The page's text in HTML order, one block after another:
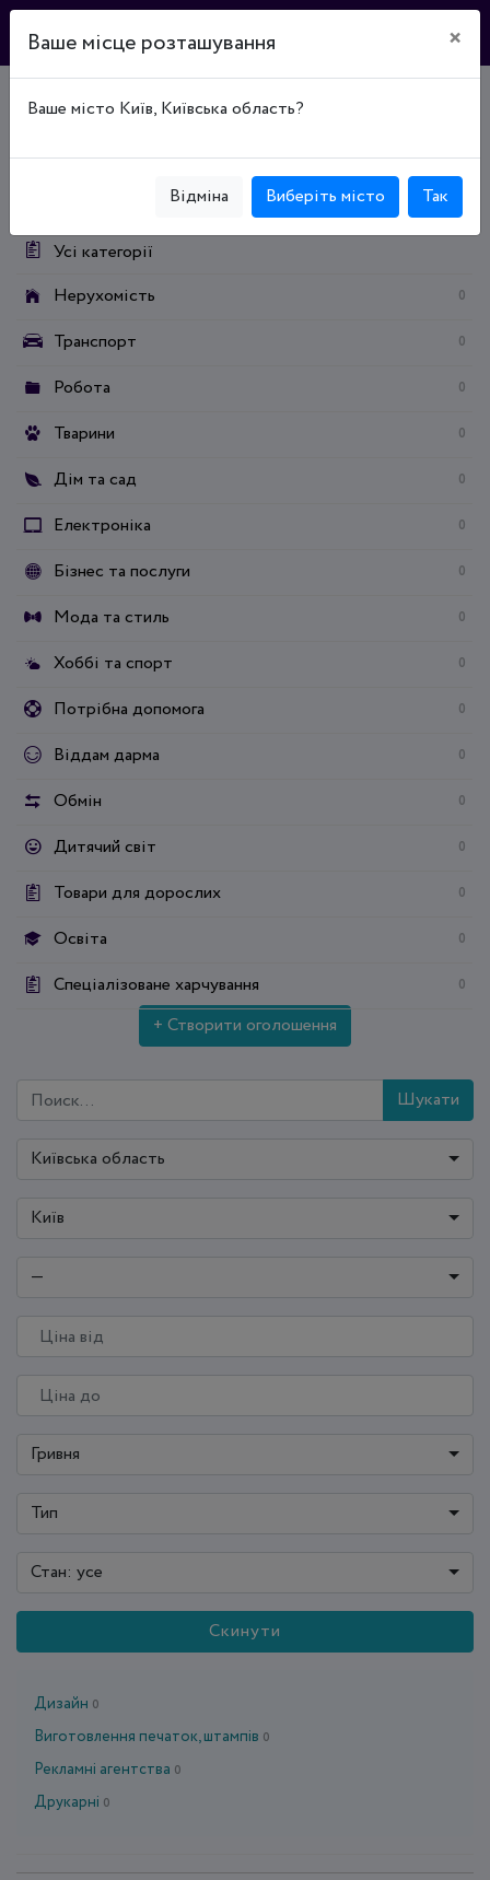
Дошка оголошень
Усі категорії
Нерухомість
0
Транспорт 0
Робота 0
Тварини 0
Дім та сад 0
Електроніка 0
Бізнес та послуги 0
Мода та стиль 0
Хоббі та спорт 0
Потрібна допомога 0
Віддам дарма 0
Обмін 0
Дитячий світ 0
Товари для дорослих 0
Освіта 0
Спеціалізоване харчування 0
+ Створити оголошення
Шукати
Київська область
Київ
—
Гривня
Тип
Стан: усе
Скинути
Дизайн 0
Виготовлення печаток, штампів 0
Рекламні агентства 0
Друкарні 0
Ваше місце розташування ×
Ваше місто Київ, Київська область?
Відміна Виберіть місто Так